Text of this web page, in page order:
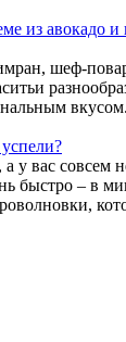
из авокадо
шеф-повар
вкусом.
у вас
быстро – в